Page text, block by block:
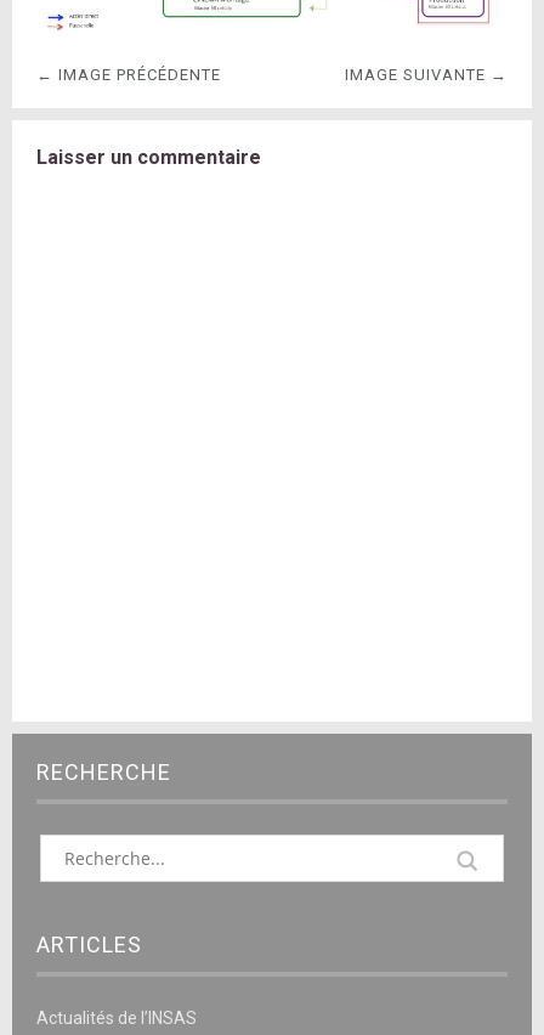
← IMAGE PRÉCÉDENTE IMAGE SUIVANTE →
Laisser un commentaire
RECHERCHE
ARTICLES
Actualités de l’INSAS